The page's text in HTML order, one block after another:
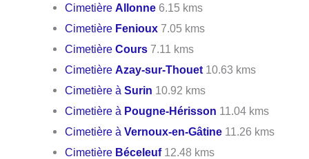
CimetièreAllonne 6.15 kms
Cimetière Fenioux 7.05 kms
CimetièreCours 7.11 kms
CimetièreAzay-sur-Thouet 10.63 kms
Cimetière àSurin 10.92 kms
Cimetière à Pougne-Hérisson 11.04 kms
Cimetière àVernoux-en-Gâtine 11.26 kms
Cimetière Béceleuf12.48 kms